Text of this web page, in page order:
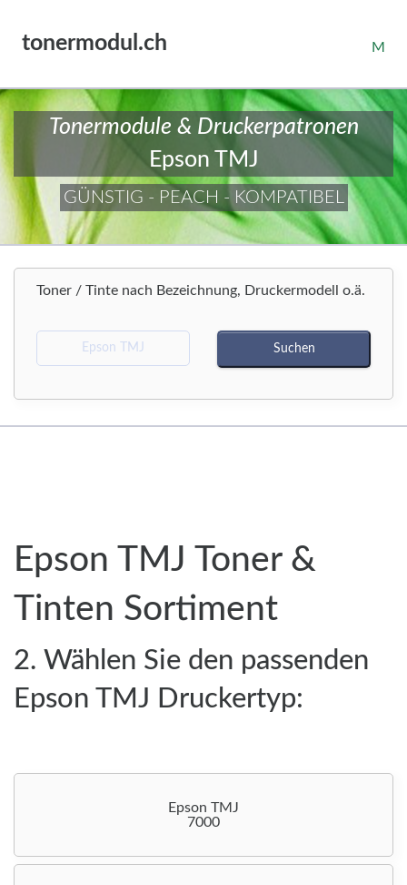
tonermodul.ch M
Tonermodule & Druckerpatronen
Epson TMJ
GÜNSTIG - PEACH - KOMPATIBEL
Toner / Tinte nach Bezeichnung, Druckermodell o.ä.
Epson TMJ Toner &
Tinten Sortiment
2. Wählen Sie den passenden
Epson TMJ Druckertyp:
Epson TMJ
7000